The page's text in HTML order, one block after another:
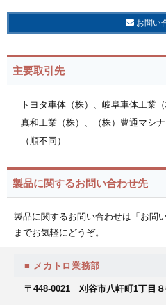
お問い
主要取引先
トヨタ車体（株）、 岐阜車体工業（
真和工業（株）、
（株）豊通マシナ
（順不同）
製品に関するお問い合わせ先
製品に関するお問い合わせは「お問
までお気軽にどうぞ。
■ メカトロ業務部
〒448-0021 刈谷市八軒町1丁目